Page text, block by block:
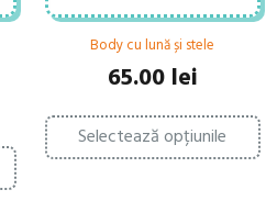
Acest
produs
are
Body cu lună și stele
65.00 lei
Selectează opțiunile